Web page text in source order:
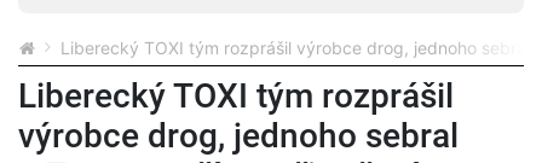
Liberecký TOXI tým rozprášil výrobce drog, jednoho sebral
Liberecký TOXI tým rozprášil
výrobce drog, jednoho sebral